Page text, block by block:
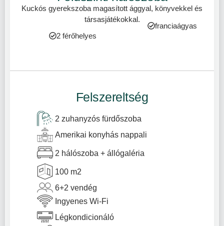
Kuckós gyerekszoba magasított ággyal, könyvekkel és
társasjátékokkal.
2 férőhelyes
franciaágyas
Felszereltség
2 zuhanyzós fürdőszoba
Amerikai konyhás nappali
2 hálószoba + állógaléria
100 m2
6+2 vendég
Ingyenes Wi-Fi
Légkondicionáló